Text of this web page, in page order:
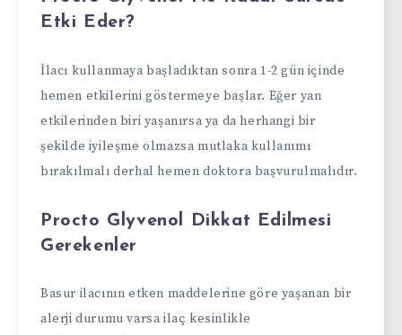
Etki Eder?
İlacı kullanmaya başladıktan sonra 1-2 gün içinde
hemen etkilerini göstermeye başlar. Eğer yan
etkilerinden biri yaşanırsa ya da herhangi bir
şekilde iyileşme olmazsa mutlaka kullanımı
bırakılmalı derhal hemen doktora başvurulmalıdır.
Procto Glyvenol Dikkat Edilmesi
Gerekenler
Basur ilacının etken maddelerine göre yaşanan bir
alerji durumu varsa ilaç kesinlikle